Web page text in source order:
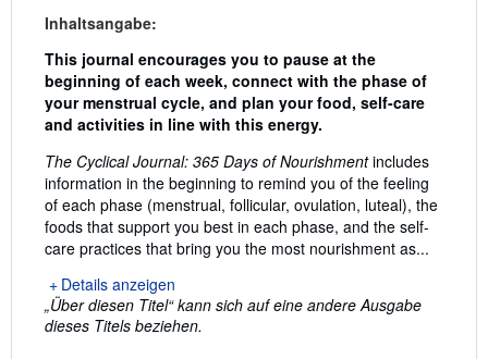
Inhaltsangabe:
This journal encourages you to pause at the
beginning of each week, connect with the phase of
your menstrual cycle, and plan your food, self-care
and activities in line with this energy.
The Cyclical Journal: 365 Days of Nourishmentincludes
information in the beginning to remind you of the feeling
of each phase (menstrual, follicular, ovulation, luteal), the
foods that support you best in each phase, and the self-
care practices that bring you the most nourishment as...
Details anzeigen
„Über diesen Titel“ kann sich auf eine andere Ausgabe
dieses Titels beziehen.